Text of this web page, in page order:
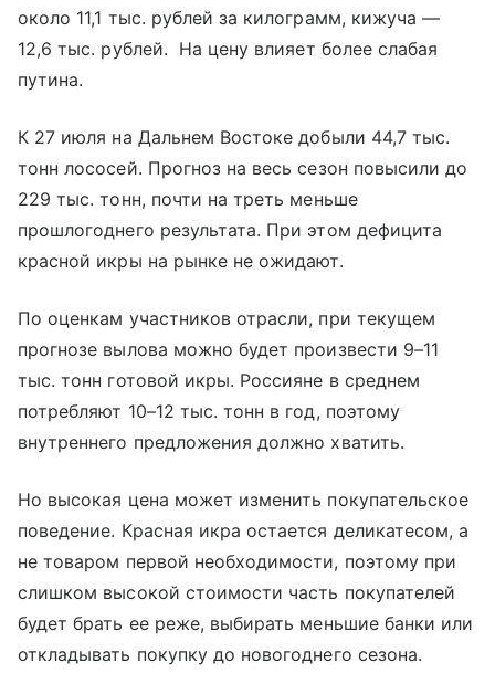
около 11,1 тыс. рублей за килограмм, кижуча —
12,6 тыс. рублей. На цену влияет более слабая
путина.
К 27 июля на Дальнем Востоке добыли 44,7 тыс.
тонн лососей. Прогноз на весь сезон повысили до
229 тыс. тонн, почти на треть меньше
прошлогоднего результата. При этом дефицита
красной икры на рынке не ожидают.
По оценкам участников отрасли, при текущем
прогнозе вылова можно будет произвести 9–11
тыс. тонн готовой икры. Россияне в среднем
потребляют 10–12 тыс. тонн в год, поэтому
внутреннего предложения должно хватить.
Но высокая цена может изменить покупательское
поведение. Красная икра остается деликатесом, а
не товаром первой необходимости, поэтому при
слишком высокой стоимости часть покупателей
будет брать ее реже, выбирать меньшие банки или
откладывать покупку до новогоднего сезона.